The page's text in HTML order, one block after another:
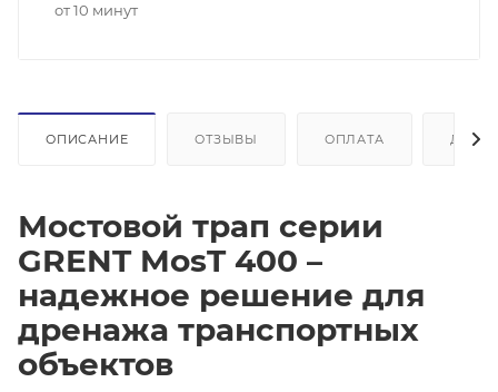
от 10 минут
ОПИСАНИЕ ОТЗЫВЫ ОПЛАТА
Мостовой трап серии
GRENT MosT 400 –
надежное решение для
дренажа транспортных
объектов